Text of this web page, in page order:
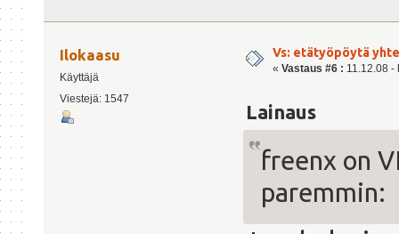
Ilokaasu
Käyttäjä
Viestejä: 1547
Vs: etätyöpöytä
« Vastaus #6 : 11.12.08 -
Lainaus
freenx on
paremmin: